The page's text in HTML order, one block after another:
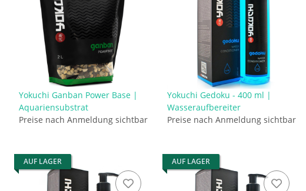
Yokuchi Ganban Power Base |
Aquariensubstrat
Preise nach Anmeldung sichtbar
Yokuchi Gedoku - 400 ml |
Wasseraufbereiter
Preise nach Anmeldung sichtbar
AUF LAGER AUF LAGER